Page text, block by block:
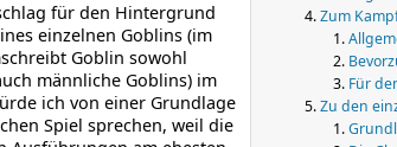
Zum
Für
Zu den
für den Hintergrund
einzelnen Goblins (im
Goblin sowohl
männliche Goblins) im
ich von einer Grundlage
Spiel sprechen, weil die